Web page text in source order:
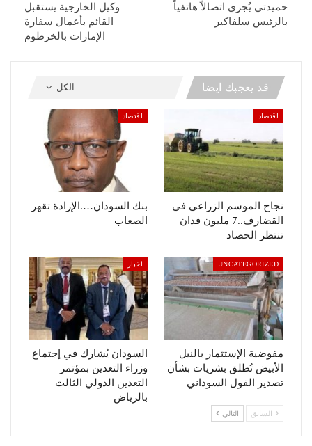
حميدتي يُجري اتصالاً هاتفياً
بالرئيس سلفاكير
وكيل الخارجية يستقبل
القائم بأعمال سفارة
الإمارات بالخرطوم
الكل قد يعجبك ايضا
اقتصاد
نجاح الموسم الزراعي في
القضارف..7 مليون فدان
تنتظر الحصاد
اقتصاد
بنك السودان….الإرادة تقهر
الصعاب
UNCATEGORIZED
مفوضية الإستثمار بالنيل
الأبيض تُطلق بشريات بشأن
تصدير الفول السوداني
اخبار
السودان يُشارك في إجتماع
وزراء التعدين بمؤتمر
التعدين الدولي الثالث
بالرياض
السابق التالي